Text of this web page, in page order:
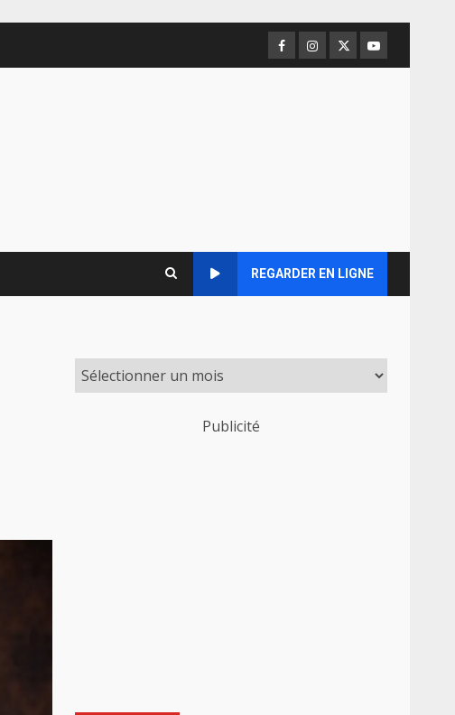
Facebook
Instagram
TwitterYoutube
REGARDER EN LIGNE
Publicité